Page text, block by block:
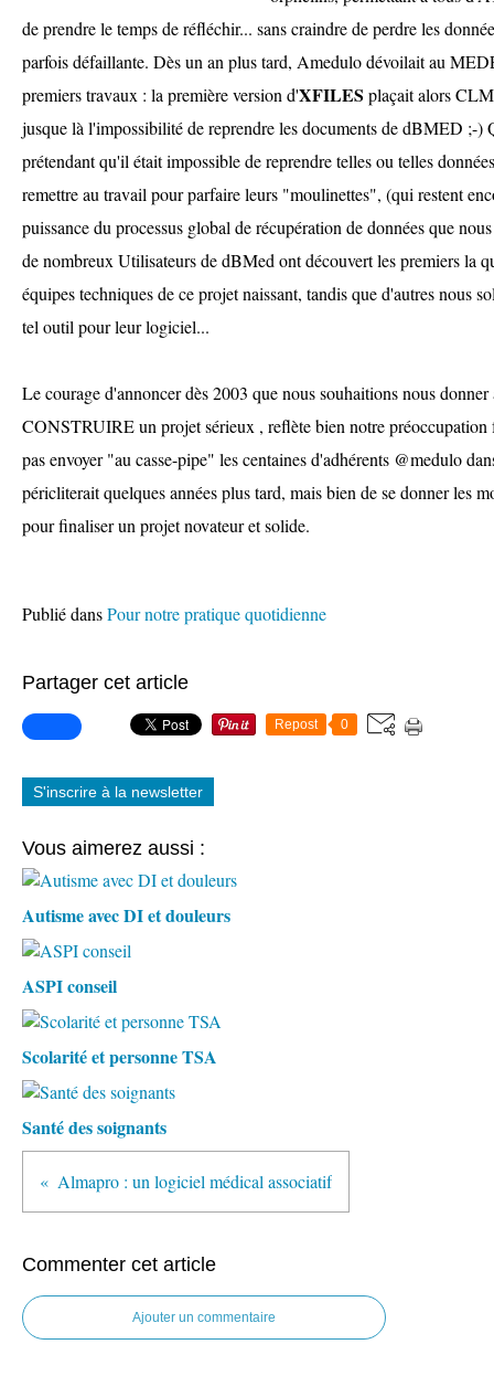
de prendre le temps de réfléchir... sans craindre de perdre les
parfois défaillante. Dès un an plus tard, Amedulo dévoilait au
premiers travaux : la première version d'XFILES plaçait alors
jusque là l'impossibilité de reprendre les documents de dBMED ;-)
prétendant qu'il était impossible de reprendre telles ou telles
remettre au travail pour parfaire leurs "moulinettes", (qui restent
puissance du processus global de récupération de données que
de nombreux Utilisateurs de dBMed ont découvert les premiers la
équipes techniques de ce projet naissant, tandis que d'autres nous
tel outil pour leur logiciel...
Le courage d'annoncer dès 2003 que nous souhaitions nous
CONSTRUIRE un projet sérieux , reflète bien notre préoccupation
pas envoyer "au casse-pipe" les centaines d'adhérents @medulo
péricliterait quelques années plus tard, mais bien de se donner les
pour finaliser un projet novateur et solide.
Publié dansPour notre pratique quotidienne
Partager cet article
Repost 0
S'inscrire à la newsletter
Vous aimerez aussi :
Autisme avec DI et douleurs
ASPI conseil
Scolarité et personne TSA
Santé des soignants
Almapro : un logiciel médical associatif
Commenter cet article
Ajouter un commentaire